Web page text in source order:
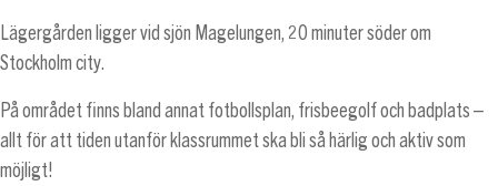
Lägergården ligger vid sjön Magelungen, 20 minuter söder om
Stockholm city.
På området finns bland annat fotbollsplan, frisbeegolf och badplats –
allt för att tiden utanför klassrummet ska bli så härlig och aktiv som
möjligt!